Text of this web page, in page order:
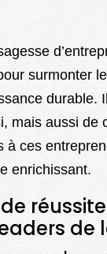
surmonter
durable.
mais aussi de
à ces
enrichissant.
de